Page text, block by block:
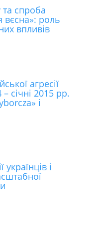
спроба
вєсна»: роль
впливів
агресії
січні 2015 рр.
і
і